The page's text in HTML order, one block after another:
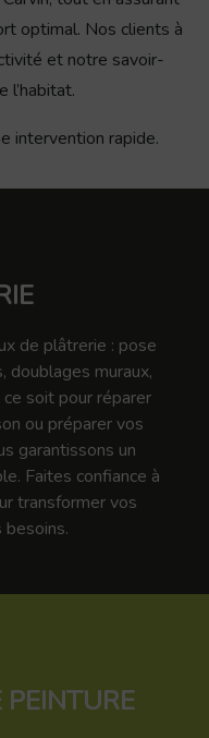
optimal. Nos clients à
et notre savoir-
l’habitat.
intervention rapide.
de plâtrerie : pose
doublages muraux,
soit pour réparer
ou préparer vos
garantissons un
Faites confiance à
transformer vos
PEINTURE